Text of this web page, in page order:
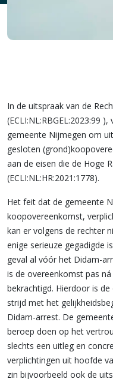
In de uitspraak van de
(ECLI:NL:RBGEL:2023:99
gemeente Nijmegen om
gesloten
aan de eisen die de Hoge
(ECLI:NL:HR:2021:1778).
Het feit dat de gemeente
koopovereenkomst,
kan er volgens de rechter
enige serieuze gegadigde
geval al vóór het Didam-
is de overeenkomst pas
bekrachtigd. Hierdoor is
strijd met het
Didam-arrest. De
beroep doen op het
slechts een uitleg en
verplichtingen uit hoofde
zin bijvoorbeeld ook de